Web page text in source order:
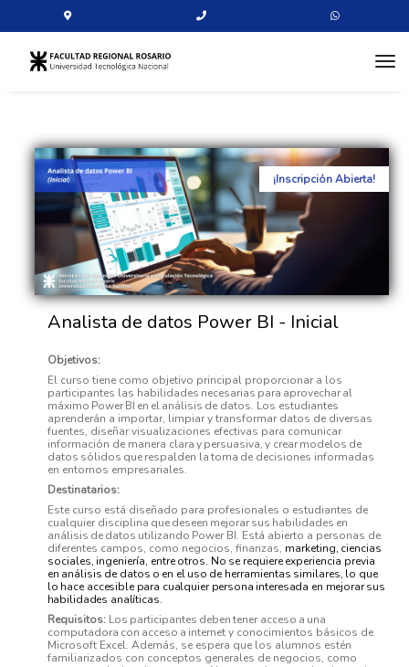
¡Inscripción Abierta!
Analista de datos Power BI - Inicial
Objetivos:
El curso tiene como objetivo principal proporcionar a los
participantes las habilidades necesarias para aprovecharal
máximo Power BI en elanálisis de datos. Los estudiantes
aprenderán a importar, limpiar y transformar datos de diversas
fuentes, diseñar visualizaciones efectivas para comunicar
información de manera claraypersuasiva, y crear modelos de
datos sólidos querespalden latoma de decisiones informadas
en entornos empresariales.
Destinatarios:
Este curso está diseñado para profesionales o estudiantes de
cualquier disciplina que deseen mejorar sus habilidades en
análisis de datos utilizando Power BI. Está abierto a personas de
diferentes campos, como negocios, finanzas, marketing, ciencias
sociales, ingeniería, entre otros. No se requiereexperiencia previa
en análisis de datos o en el uso de herramientas similares, lo que
lo hace accesible para cualquier persona interesada en mejorar sus
habilidades analíticas.
Requisitos: Los participantes deben tener acceso a una
computadora con acceso a internet y conocimientos básicos de
Microsoft Excel. Además, se espera que los alumnos estén
familiarizados con conceptos generales de negocios, como